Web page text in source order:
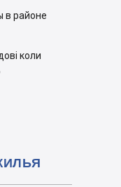
в районе
коли